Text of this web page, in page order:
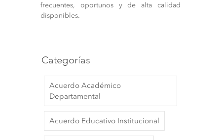
frecuentes, oportunos y de alta calidad
disponibles.
Categorías
Acuerdo Académico
Departamental
Acuerdo Educativo Institucional